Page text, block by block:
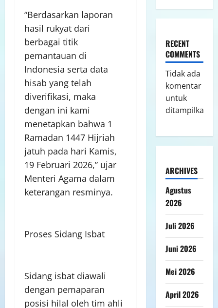
“Berdasarkan laporan
hasil rukyat dari
berbagai titik
pemantauan di
Indonesia serta data
hisab yang telah
diverifikasi, maka
dengan ini kami
menetapkan bahwa 1
Ramadan 1447 Hijriah
jatuh pada hari Kamis,
19 Februari 2026,” ujar
Menteri Agama dalam
keterangan resminya.
Proses Sidang Isbat
Sidang isbat diawali
dengan pemaparan
posisi hilal oleh tim ahli
RECENT
COMMENTS
Tidak ada
komentar
untuk
ditampilkan.
ARCHIVES
Agustus
2026
Juli 2026
Juni 2026
Mei 2026
April 2026